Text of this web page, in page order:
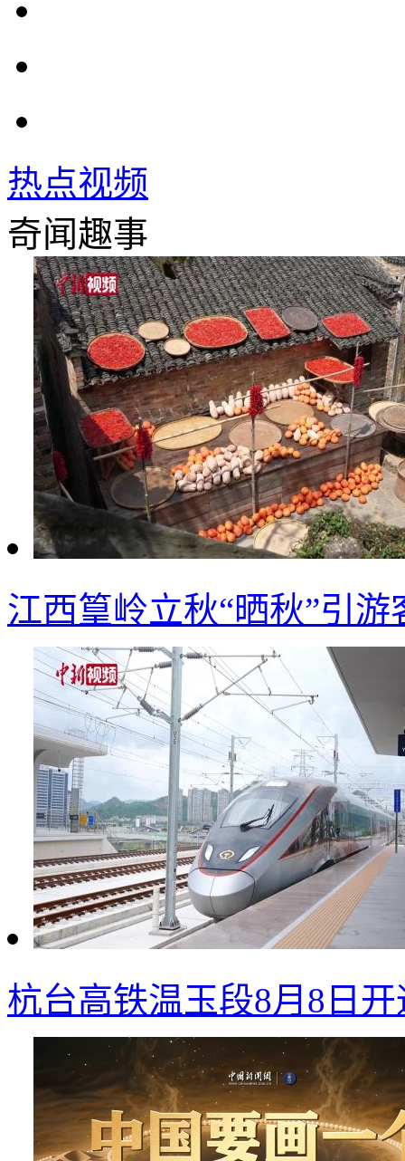
热点视频
奇闻趣事
江西篁岭立秋“晒秋”引游
杭台高铁温玉段8月8日